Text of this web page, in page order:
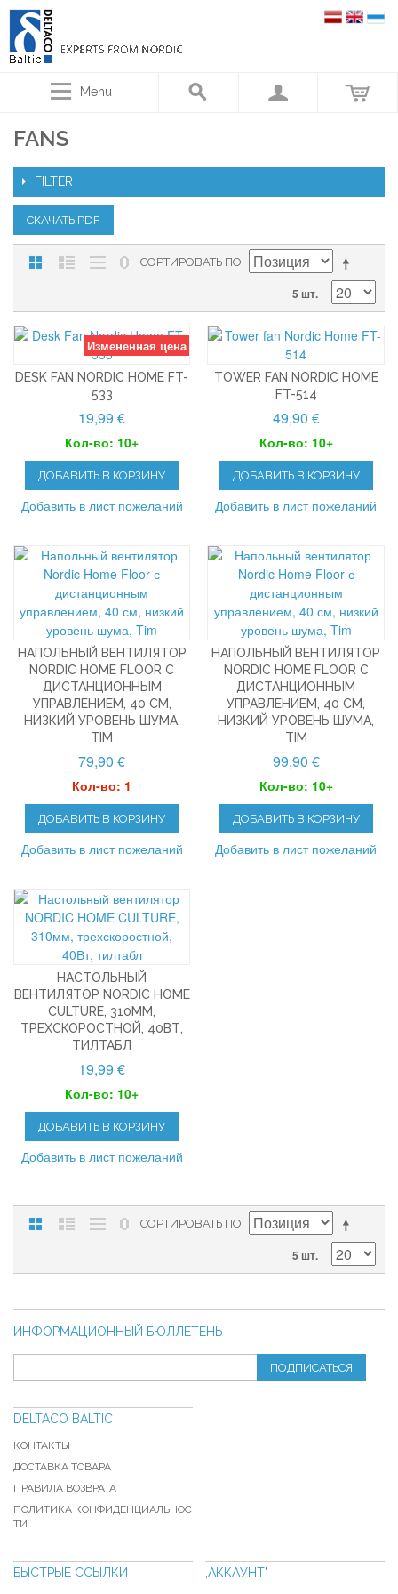
Menu
FANS
FILTER
СКАЧАТЬ PDF
СОРТИРОВАТЬ ПО
5 шт.
Измененная цена
DESK FAN NORDIC HOME FT-
533
19,99 €
Кол-во: 10+
ДОБАВИТЬ В КОРЗИНУ
Добавить в лист пожеланий
TOWER FAN NORDIC HOME
FT-514
49,90 €
Кол-во: 10+
ДОБАВИТЬ В КОРЗИНУ
Добавить в лист пожеланий
НАПОЛЬНЫЙ ВЕНТИЛЯТОР
NORDIC HOME FLOOR С
ДИСТАНЦИОННЫМ
УПРАВЛЕНИЕМ, 40 СМ,
НИЗКИЙ УРОВЕНЬ ШУМА,
TIM
79,90 €
Кол-во: 1
ДОБАВИТЬ В КОРЗИНУ
Добавить в лист пожеланий
НАПОЛЬНЫЙ ВЕНТИЛЯТОР
NORDIC HOME FLOOR С
ДИСТАНЦИОННЫМ
УПРАВЛЕНИЕМ, 40 СМ,
НИЗКИЙ УРОВЕНЬ ШУМА,
TIM
99,90 €
Кол-во: 10+
ДОБАВИТЬ В КОРЗИНУ
Добавить в лист пожеланий
НАСТОЛЬНЫЙ
ВЕНТИЛЯТОР NORDIC HOME
CULTURE, 310ММ,
ТРЕХСКОРОСТНОЙ, 40ВТ,
ТИЛТАБЛ
19,99 €
Кол-во: 10+
ДОБАВИТЬ В КОРЗИНУ
Добавить в лист пожеланий
СОРТИРОВАТЬ ПО
5 шт.
ИНФОРМАЦИОННЫЙ БЮЛЛЕТЕНЬ
ПОДПИСАТЬСЯ
DELTACO BALTIC
КОНТАКТЫ
ДОСТАВКА ТОВАРА
ПРАВИЛА ВОЗВРАТА
ПОЛИТИКА КОНФИДЕНЦИАЛЬНОС
ТИ
БЫСТРЫЕ ССЫЛКИ ,АККАУНТ"